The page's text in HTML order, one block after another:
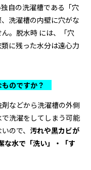
自の洗濯槽である「穴
洗濯槽の内壁に穴がな
。脱水時 には、「穴
に残った水分は遠心力
のですか？
などから洗濯槽の外側
洗濯をしてしまう可能
ので、 汚れや黒カビが
な水で「洗い」・「す